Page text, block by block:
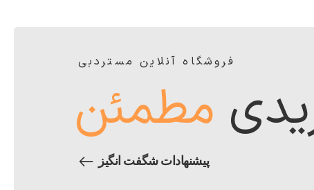
فروشگاه آنلاین مستردبی
مطمئن
پیشنهادات شگفت انگیز